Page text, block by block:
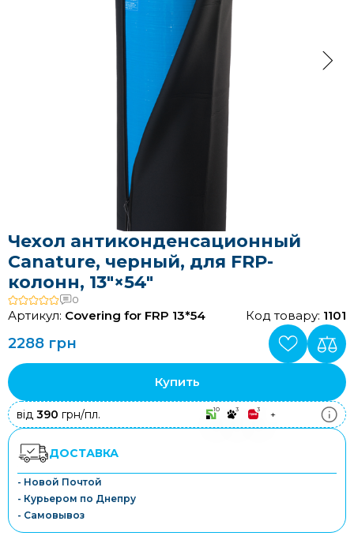
Чехол антиконденсационный
Canature, черный, для FRP-
колонн, 13″×54″
0
Артикул: Соvering for FRP 13*54 Код товару: 1101
2288 грн
Купить
від 390 грн/пл. 10 3 3 +
ДОСТАВКА
- Новой Почтой
- Курьером по Днепру
- Самовывоз